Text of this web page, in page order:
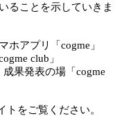
ることを示していきま
ホアプリ「cogme」
club」
果発表の場「cogme
トをご覧ください。